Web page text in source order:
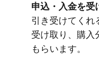
申込・​入金を​受
引き受けてくれ
受け取り、​購入
もらいます。